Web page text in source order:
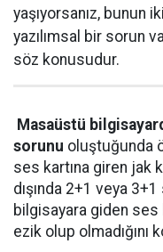
yaşıyorsanız, bunun
yazılımsal bir sorun
söz konusudur.
Masaüstü
sorunu oluştuğunda
ses kartına giren jak
dışında 2+1 veya
bilgisayara giden ses
ezik olup olmadığını